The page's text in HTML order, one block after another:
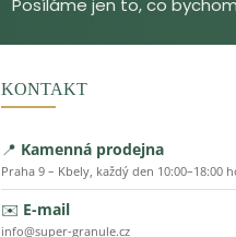
KONTAKT
📍 Kamenná prodejna
Praha 9 – Kbely, každý den 10:00–18:00
✉️ E-mail
info@super-granule.cz